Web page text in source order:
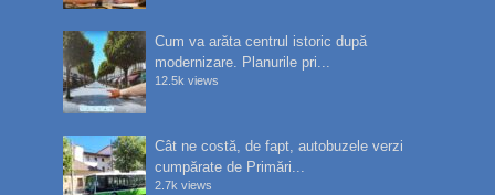
Cum va arăta centrul istoric după
modernizare. Planurile pri...
12.5k views
Cât ne costă, de fapt, autobuzele verzi
cumpărate de Primări...
2.7k views